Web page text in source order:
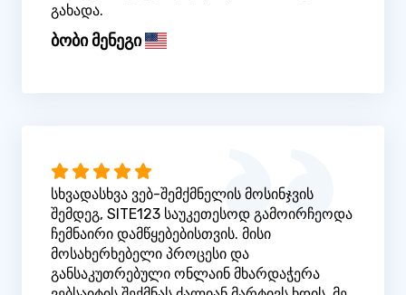
გახადა.
ბობი მენეგი
სხვადასხვა ვებ-შემქმნელის მოსინჯვის
შემდეგ, SITE123 საუკეთესოდ გამოირჩეოდა
ჩემნაირი დამწყებებისთვის. მისი
მოსახერხებელი პროცესი და
განსაკუთრებული ონლაინ მხარდაჭერა